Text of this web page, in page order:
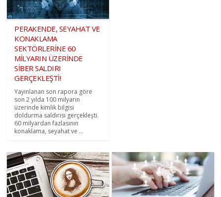
PERAKENDE, SEYAHAT VE
KONAKLAMA
SEKTÖRLERİNE 60
MİLYARIN ÜZERİNDE
SİBER SALDIRI
GERÇEKLEŞTİ!
Yayınlanan son rapora göre
son 2 yılda 100 milyarın
üzerinde kimlik bilgisi
doldurma saldırısı gerçekleşti.
60 milyardan fazlasının
konaklama, seyahat ve ...